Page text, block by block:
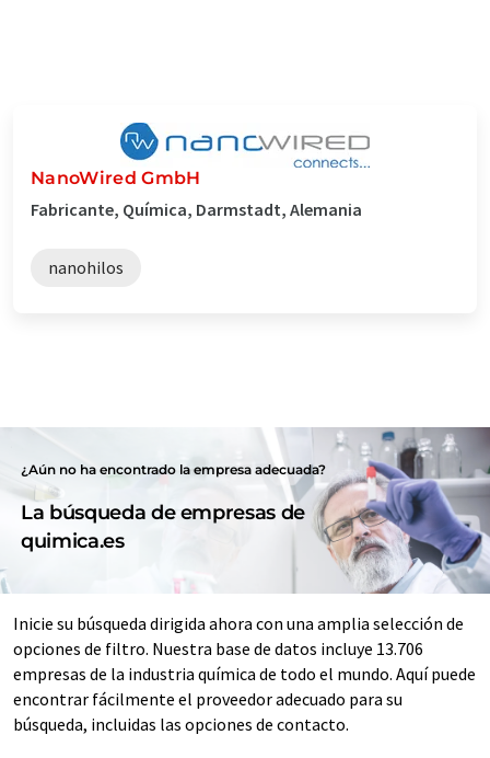
NanoWired GmbH
Fabricante, Química, Darmstadt, Alemania
nanohilos
¿Aún no ha encontrado la empresa adecuada?
La búsqueda de empresas de
quimica.es
Inicie su búsqueda dirigida ahora con una amplia selección de
opciones de filtro. Nuestra base de datos incluye 13.706
empresas de la industria química de todo el mundo. Aquí puede
encontrar fácilmente el proveedor adecuado para su
búsqueda, incluidas las opciones de contacto.